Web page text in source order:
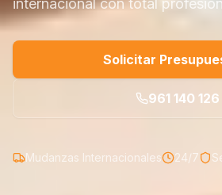
internacional con total
Solicitar
961 140 126
Mudanzas Internacionales 24/7